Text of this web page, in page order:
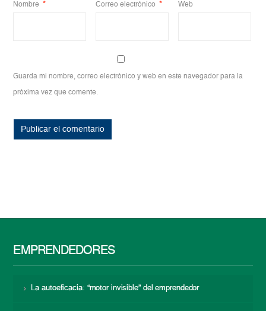
Nombre * Correo electrónico * Web
Guarda mi nombre, correo electrónico y web en este navegador para la
próxima vez que comente.
EMPRENDEDORES
La autoeficacia: “motor invisible” del emprendedor